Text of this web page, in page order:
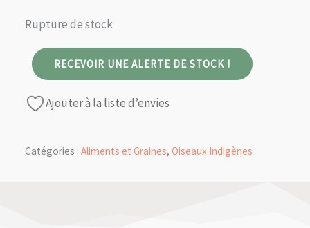
Rupture de stock
RECEVOIR UNE ALERTE DE STOCK !
Ajouter à la liste d’envies
Catégories : Aliments et Graines, Oiseaux Indigènes